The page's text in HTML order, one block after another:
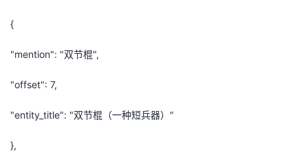
{
"mention": "双节棍",
"offset": 7,
"entity_title": "双节棍（一种短兵器）"
},